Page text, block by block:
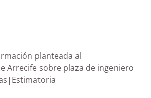
planteada al
Arrecife sobre plaza de ingeniero